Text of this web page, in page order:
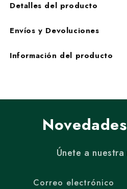
Detalles del producto
Envíos y Devoluciones
Información del producto
Únete a
Correo electrónico